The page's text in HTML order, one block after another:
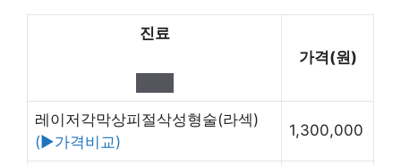
진료
가격(원)
레이저각막상피절삭성형술(라섹)
(▶가격비교)
1,300,000